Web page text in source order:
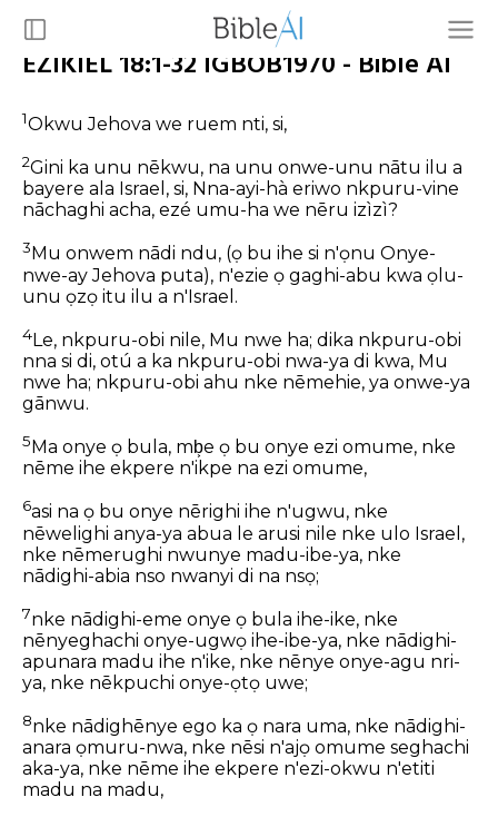
EZIKIEL 18:1-32 IGBOB1970 - Bible AI
1Okwu Jehova we ruem nti, si,
2Gini ka unu nēkwu, na unu onwe-unu nātu ilu a
bayere ala Israel, si, Nna-ayi-hà eriwo nkpuru-vine
nāchaghi acha, ezé umu-ha we nēru izìzì?
3 Mu onwem nādi ndu, (ọ bu ihe si n'ọnu Onye-
nwe-ay Jehova puta), n'ezie ọ gaghi-abu kwa ọlu-
unu ọzọ itu ilu a n'Israel.
4Le, nkpuru-obi nile, Mu nwe ha; dika nkpuru-obi
nna si di, otú a ka nkpuru-obi nwa-ya di kwa, Mu
nwe ha; nkpuru-obi ahu nke nēmehie, ya onwe-ya
gānwu.
5 Ma onye ọ bula, mb͕e ọ bu onye ezi omume, nke
nēme ihe ekpere n'ikpe na ezi omume,
6asi na ọ bu onye nērighi ihe n'ugwu, nke
nēwelighi anya-ya abua le arusi nile nke ulo Israel,
nke nēmerughi nwunye madu-ibe-ya, nke
nādighi-abia nso nwanyi di na nsọ;
7nke nādighi-eme onye ọ bula ihe-ike, nke
nēnyeghachi onye-ugwọ ihe-ibe-ya, nke nādighi-
apunara madu ihe n'ike, nke nēnye onye-agu nri-
ya, nke nēkpuchi onye-ọtọ uwe;
8nke nādighēnye ego ka ọ nara uma, nke nādighi-
anara ọmuru-nwa, nke nēsi n'ajọ omume seghachi
aka-ya, nke nēme ihe ekpere n'ezi-okwu n'etiti
madu na madu,